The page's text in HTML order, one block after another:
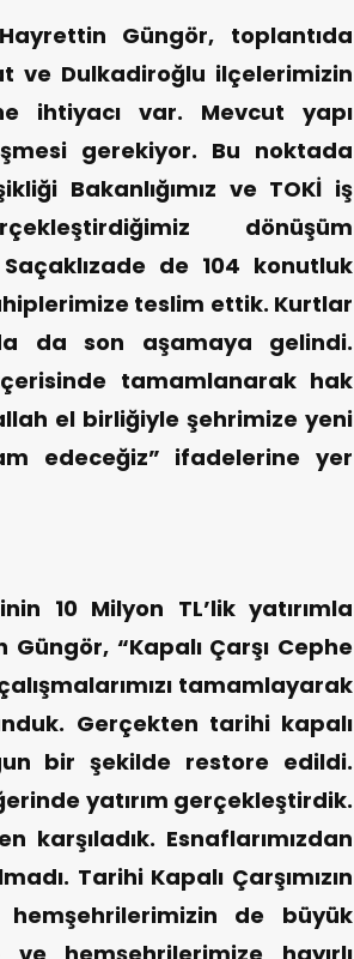
Güngör, toplantıda
ve Dulkadiroğlu ilçelerimizin
ihtiyacı var. Mevcut yapı
gerekiyor. Bu noktada
Bakanlığımız ve TOKİ iş
dönüşüm
de 104 konutluk
teslim ettik. Kurtlar
da son aşamaya gelindi.
tamamlanarak hak
el birliğiyle şehrimize yeni
edeceğiz” ifadelerine yer
10 Milyon TL’lik yatırımla
“Kapalı Çarşı Cephe
tamamlayarak
Gerçekten tarihi kapalı
bir şekilde restore edildi.
yatırım gerçekleştirdik.
karşıladık. Esnaflarımızdan
Tarihi Kapalı Çarşımızın
hemşehrilerimizin de büyük